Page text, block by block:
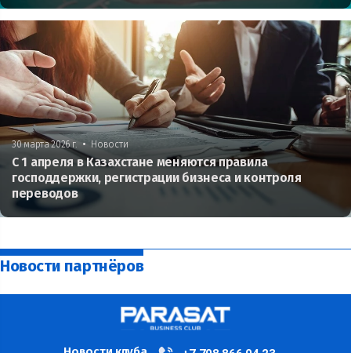
30 марта 2026 г. • Новости
С 1 апреля в Казахстане меняются правила
господдержки, регистрации бизнеса и контроля
переводов
Новости партнёров